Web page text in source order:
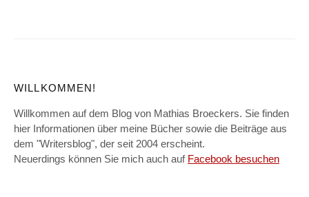
WILLKOMMEN!
Willkommen auf dem Blog von Mathias Broeckers. Sie finden
hier Informationen über meine Bücher sowie die Beiträge aus
dem "Writersblog", der seit 2004 erscheint.
Neuerdings können Sie mich auch auf Facebook besuchen